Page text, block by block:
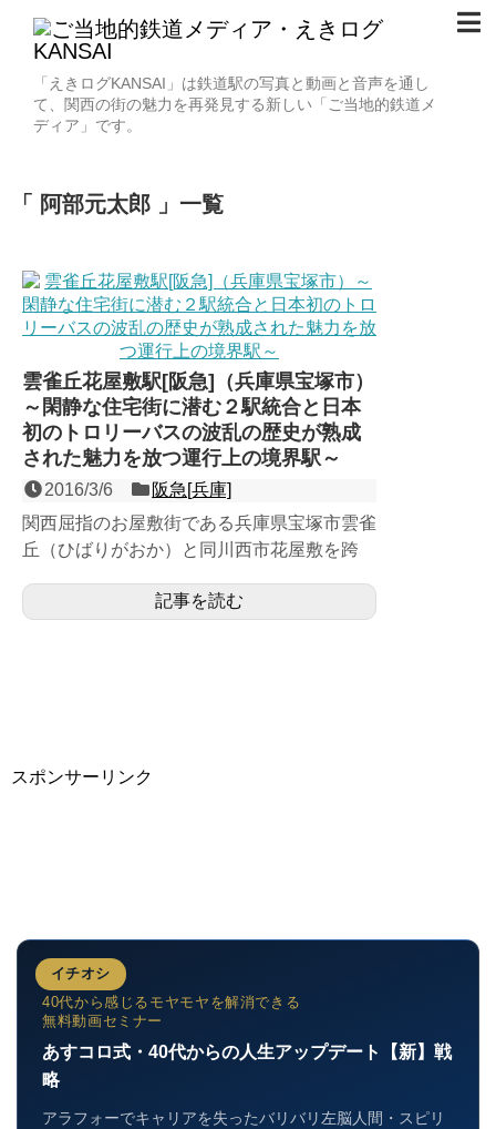
「えきログKANSAI」は鉄道駅の写真と動画と音声を通し
て、関西の街の魅力を再発見する新しい「ご当地的鉄道メ
ディア」です。
阿部元太郎 一覧
雲雀丘花屋敷駅[阪急]（兵庫県宝塚市）
～閑静な住宅街に潜む２駅統合と日本
初のトロリーバスの波乱の歴史が熟成
された魅力を放つ運行上の境界駅～
2016/3/6
阪急[兵庫]
関西屈指のお屋敷街である兵庫県宝塚市雲雀
丘（ひばりがおか）と同川西市花屋敷を跨
の普通が終点となる運行...
記事を読む
スポンサーリンク
イチオシ
40代から感じるモヤモヤを解消できる
無料動画セミナー
あすコロ式・40代からの人生アップデート【新】戦
略
アラフォーでキャリアを失ったバリバリ左脳人間・スピリ